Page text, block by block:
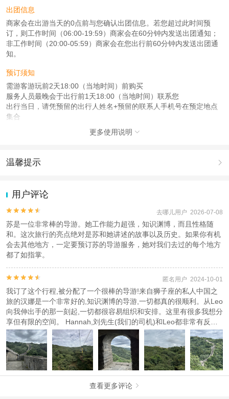
出团信息
商家会在出游当天的0点前与您确认出团信息。若您超过此时间预
订，则工作时间（06:00-19:59）商家会在60分钟内发送出团通知；
非工作时间（20:00-05:59）商家会在您出行前60分钟内发送出团通
知。
预订须知
需游客游玩前2天18:00（当地时间）前购买
服务人员最晚会于出行前1天18:00（当地时间）联系您
出行当日，请凭预留的出行人姓名+预留的联系人手机号在预定地点
集合
查看特许经营许可证信息
提供
更多使用说明 
温馨提示 
动（如跳伞、潜水、滑雪等）前，请务必仔细阅读
2.为普及旅游安全知识及旅游文明公约，使您的旅程顺利圆满完成，
特制定《去哪儿网旅游安全手册》 ，请您认真阅读并切实遵守。
用户评论

 去哪儿用户 2026-07-08
苏是一位非常棒的导游。她工作能力超强，知识渊博，而且性格随
和。这次旅行的亮点绝对是苏和她讲述的故事以及历史。如果你有机
会去其他地方，一定要预订苏的导游服务，她对我们去过的每个地方
都了如指掌。

 匿名用户 2024-10-01
我订了这个行程,被分配了一个很棒的导游!来自狮子座的私人中国之
旅的汉娜是一个非常好的,知识渊博的导游,一切都真的很顺利。从Leo
向我伸出手的那一刻起,一切都很容易组织和安排。这里有很多我想分
享但有限的空间。 Hannah,刘先生(我们的司机)和Leo都非常有反应
和乐于助人。如果你想了解更多,看到长城,这绝对值得预订。5星!!!
查看更多评论 